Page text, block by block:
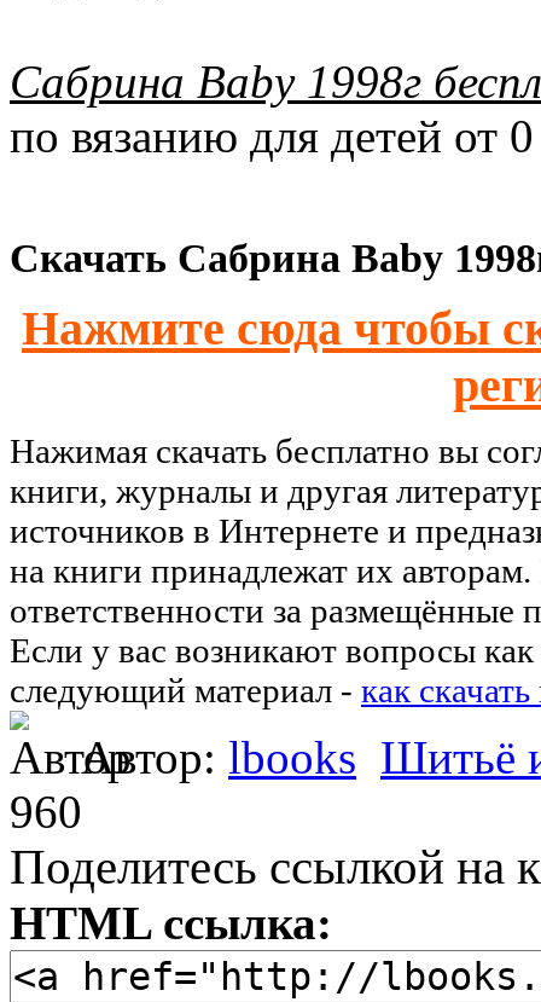
Сабрина Baby 1998г
по вязанию для детей от
Скачать Сабрина Baby
Нажмите сюда чтобы
Нажимая скачать бесплатно вы
книги, журналы и другая
источников в Интернете и
на книги принадлежат их
ответственности за размещённые
Если у вас возникают вопросы как
следующий материал - как
Автор: lbooks Шитьё
960
Поделитесь ссылкой на
HTML ссылка: